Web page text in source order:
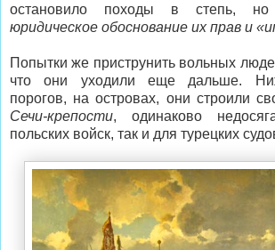
остановило походы в степь,
юридическое обоснование их прав и
Попытки же приструнить вольных
что они уходили еще дальше.
порогов, на островах, они строили
Сечи-крепости, одинаково
польских войск, так и для турецких